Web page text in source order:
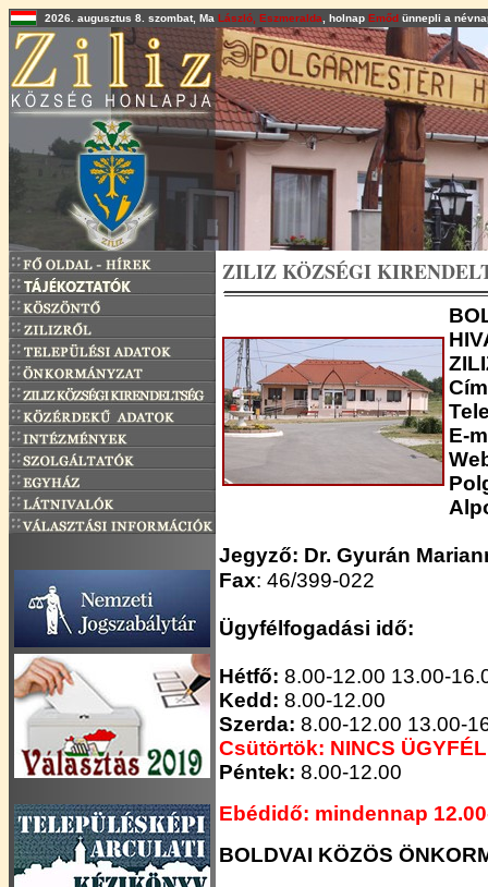
2026. augusztus 8. szombat, Ma László, Eszmeralda , holnap Emőd ünnepli a
ZILIZ KÖZSÉGI
E-
Jegyző: Dr. Gyurán
Fax: 46/399-022
Ügyfélfogadási idő:
Hétfő: 8.00-12.00 13.00-
Kedd: 8.00-12.00
Szerda: 8.00-12.00 13.00-
Csütörtök: NINCS
Péntek: 8.00-12.00
Ebédidő: mindennap
BOLDVAI KÖZÖS